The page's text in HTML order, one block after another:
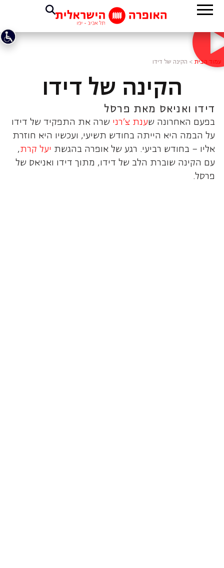
עמוד הבית > הקינה של דידו
הקינה של דידו
דידו ואניאס מאת פרסל
בפעם האחרונה שענת צ'רני שרה את התפקיד של דידו
על הבמה היא הייתה בחודש תשיעי, ועכשיו היא חוזרת
אליו – בחודש רביעי. רגע של אופרה בהגשת יעל קרת,
עם הקינה שוברת הלב של דידו, מתוך דידו ואניאס של
פרסל.